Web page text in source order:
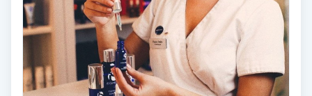
Volymfransar
Vårtor